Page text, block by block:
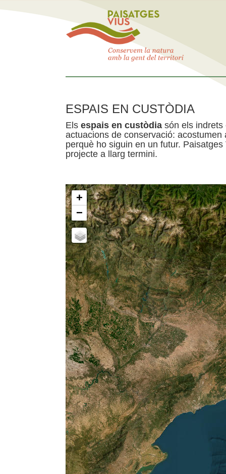
ESPAIS EN CUSTÒDIA
Els espais en custòdia són els indrets
actuacions de conservació:
perquè ho siguin en un futur.
projecte a llarg termini.
+
−